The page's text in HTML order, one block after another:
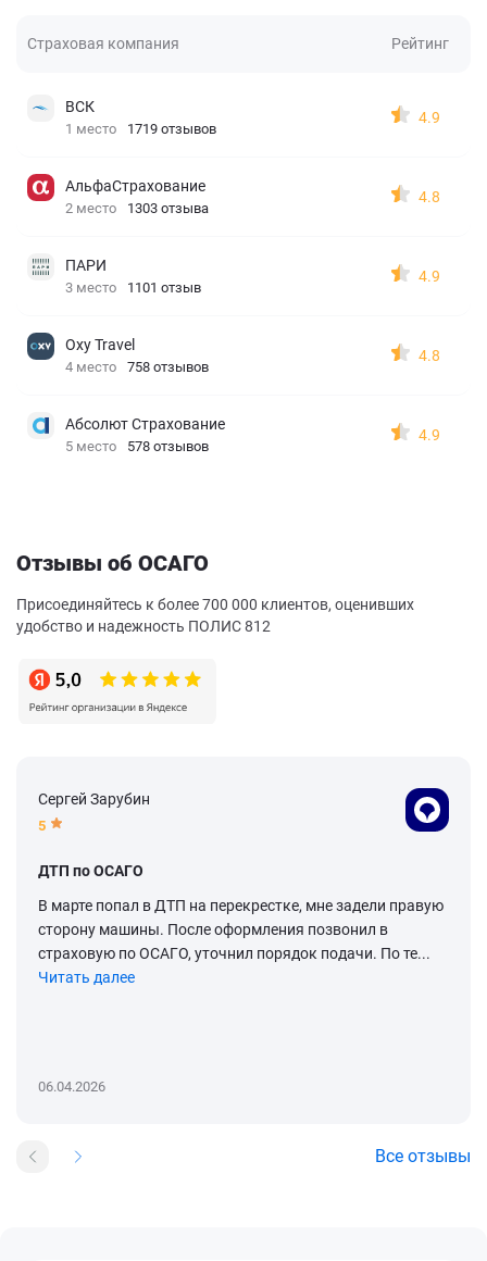
Страховая компания Рейтинг
ВСК
1 место 1719 отзывов
4.9
АльфаСтрахование
2 место 1303 отзыва
4.8
ПАРИ
3 место 1101 отзыв
4.9
Oxy Travel
4 место 758 отзывов
4.8
Абсолют Страхование
5 место 578 отзывов
4.9
Отзывы об ОСАГО
Присоединяйтесь к более 700 000 клиентов, оценивших
удобство и надежность ПОЛИС 812
Сергей Зарубин
5
ДТП по ОСАГО
В марте попал в ДТП на перекрестке, мне задели правую
сторону машины. После оформления позвонил в
страховую по ОСАГО, уточнил порядок подачи. По те...
Читать далее
06.04.2026
Все отзывы